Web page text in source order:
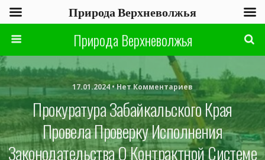
Природа Верхневолжья
17.01.2024 • Нет Комментариев
Прокуратура Забайкальского Края
Провела Проверку Исполнения
Законодательства О Контрактной Системе
Природа Верхневолжья